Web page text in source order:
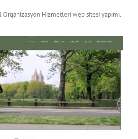
Hizmetleri web sitesi yapımı.